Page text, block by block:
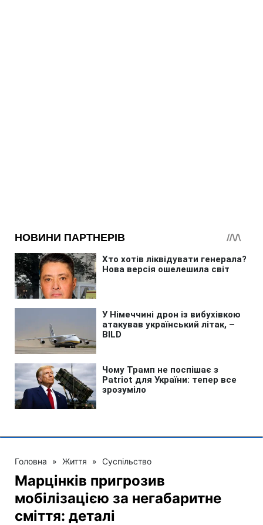
Головна » Життя » Суспільство
Марцінків пригрозив
мобілізацією за негабаритне
сміття: деталі